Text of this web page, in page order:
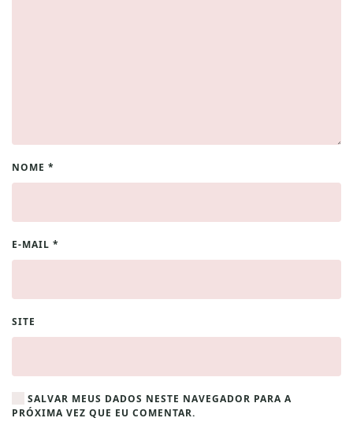
NOME *
E-MAIL *
SITE
SALVAR MEUS DADOS NESTE NAVEGADOR PARA A
PRÓXIMA VEZ QUE EU COMENTAR.